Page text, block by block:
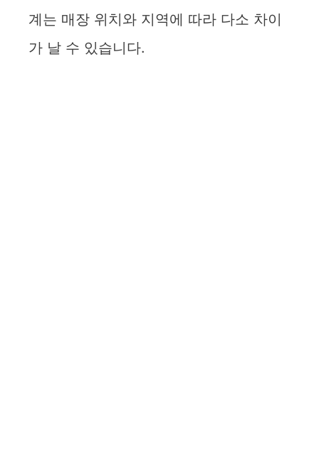
계는 매장 위치와 지역에 따라 다소 차이
가 날 수 있습니다.